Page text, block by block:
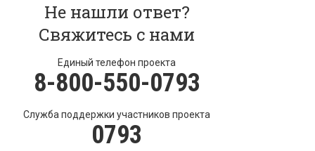
Не нашли ответ?
Свяжитесь с нами
Единый телефон проекта
8-800-550-0793
Служба поддержки участников проекта
0793